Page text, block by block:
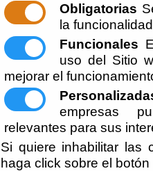
Obligatorias
la
Funcionales
uso del Sitio
mejorar el
empresas
relevantes para sus
Si quiere inhabilitar las
haga click sobre el
Organización